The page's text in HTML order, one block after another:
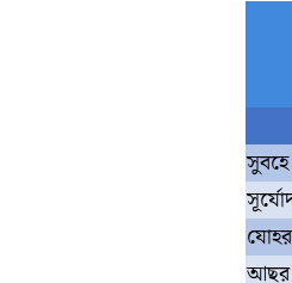
যোহর
আছর